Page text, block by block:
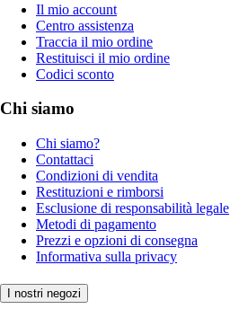
Il mio account
Centro assistenza
Traccia il mio ordine
Restituisci il mio ordine
Codici sconto
Chi siamo
Chi siamo?
Contattaci
Condizioni di vendita
Restituzioni e rimborsi
Esclusione di responsabilità legale
Metodi di pagamento
Prezzi e opzioni di consegna
Informativa sulla privacy
I nostri negozi